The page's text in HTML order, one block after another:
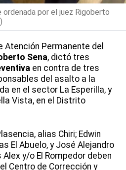
por el juez Rigoberto
)
Atención Permanente del
Sena, dictó tres
en contra de tres
del asalto a la
en el sector La Esperilla, y
Vista, en el Distrito
alias Chiri; Edwin
El Abuelo, y José Alejandro
Alex y/o El Rompedor deben
Centro de Corrección y